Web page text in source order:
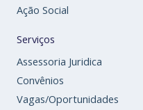
Ação Social
Serviços
Assessoria Juridica
Convênios
Vagas/Oportunidades